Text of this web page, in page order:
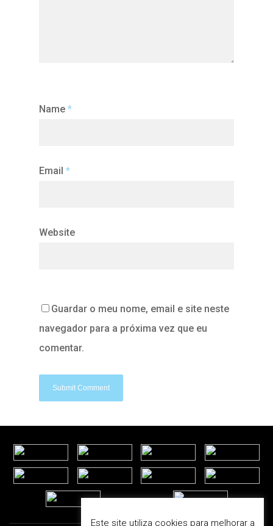
Name *
Email *
Website
Guardar o meu nome, email e site neste
navegador para a próxima vez que eu
comentar.
Este site utiliza cookies para melhorar a